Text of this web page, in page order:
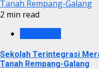
Tanah Rempang-Galang
2 min read
Sekolah Terintegrasi
Tanah Rempang-Galang